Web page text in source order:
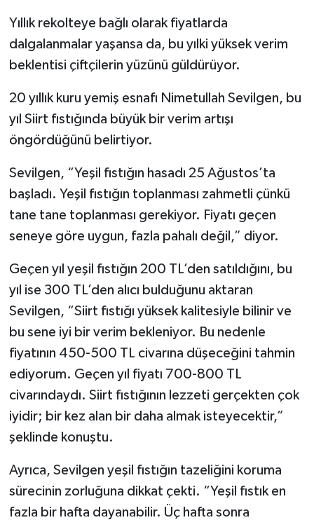
Yıllık rekolteye bağlı olarak fiyatlarda
dalgalanmalar yaşansa da, bu yılki yüksek verim
beklentisi çiftçilerin yüzünü güldürüyor.
20 yıllık kuru yemiş esnafı Nimetullah Sevilgen, bu
yıl Siirt fıstığında büyük bir verim artışı
öngördüğünü belirtiyor.
Sevilgen, “Yeşil fıstığın hasadı 25 Ağustos’ta
başladı. Yeşil fıstığın toplanması zahmetli çünkü
tane tane toplanması gerekiyor. Fiyatı geçen
seneye göre uygun, fazla pahalı değil,” diyor.
Geçen yıl yeşil fıstığın 200 TL’den satıldığını, bu
yıl ise 300 TL’den alıcı bulduğunu aktaran
Sevilgen, “Siirt fıstığı yüksek kalitesiyle bilinir ve
bu sene iyi bir verim bekleniyor. Bu nedenle
fiyatının 450-500 TL civarına düşeceğini tahmin
ediyorum. Geçen yıl fiyatı 700-800 TL
civarındaydı. Siirt fıstığının lezzeti gerçekten çok
iyidir; bir kez alan bir daha almak isteyecektir,”
şeklinde konuştu.
Ayrıca, Sevilgen yeşil fıstığın tazeliğini koruma
sürecinin zorluğuna dikkat çekti. “Yeşil fıstık en
fazla bir hafta dayanabilir. Üç hafta sonra